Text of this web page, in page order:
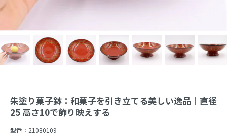
朱塗り菓子鉢：和菓子を引き立てる美しい逸品｜直径
25 高さ10で飾り映えする
型番： 21080109